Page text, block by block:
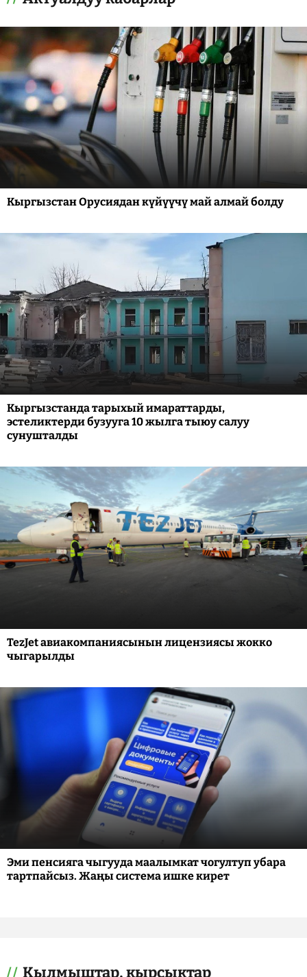
Кыргызстан Орусиядан күйүүчү май алмай болду
Кыргызстанда тарыхый имараттарды,
эстеликтерди бузууга 10 жылга тыюу салуу
сунушталды
TezJet авиакомпаниясынын лицензиясы жокко
чыгарылды
Эми пенсияга чыгууда маалымкат чогултуп убара
тартпайсыз. Жаңы система ишке кирет
Кылмыштар, кырсыктар